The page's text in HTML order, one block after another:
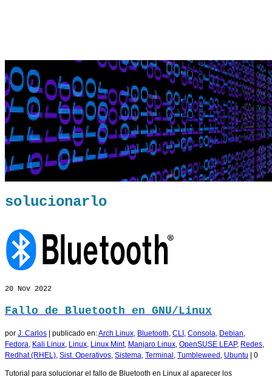
solucionarlo
20 Nov 2022
Fallo de Bluetooth en GNU/Linux
por J. Carlos publicado en:Arch Linux, Bluetooth, CLI , Consola, Debian,
Fedora, Kali Linux, Linux, Linux Mint, Manjaro Linux, OpenSUSE LEAP, Redes,
Redhat (RHEL), Sist. Operativos, Sistema, Terminal , Tumbleweed , Ubuntu 0
Tutorial para solucionar el fallo de Bluetooth en Linux al aparecer los